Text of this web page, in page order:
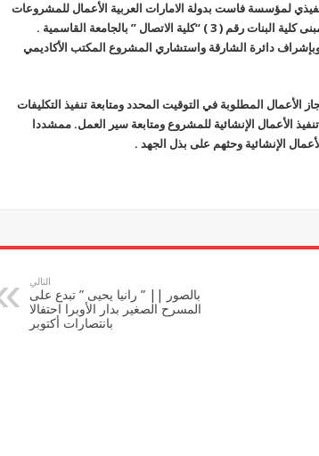
الأعمال
للمشروعات
الجارية
بالجامعة
القاسمية
لمؤسسة فاست بدولة الامارات العربية الأعمال للمشروعات
الجارية بالجامعة القاسمية لمشروع ” إنشاء وصيانة مبنى كلية البنات رقم ( 3 ) “كلية الاتصال ” بالجامعة القاسمية .
دائرة الشارقة واستشاري المشروع المكتب الأكاديمي
الأعمال المطلوبة في التوقيت المحدد ومتابعة تنفيذ التكليفات
الأعمال الإنشائية للمشروع ومتابعة سير العمل. ممشددا
الإنشائية وحثهم على بذل الجهد .
التالي
بالصور || ” رانيا يحيى ” تبدع على
المسرح الصغير بدار الأوبرا احتفالا
بانتصارات أكتوبر